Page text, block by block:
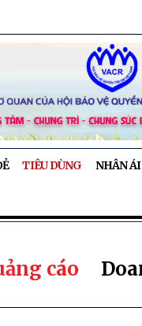
TIÊU DÙNG NHÂN ÁI
cáo